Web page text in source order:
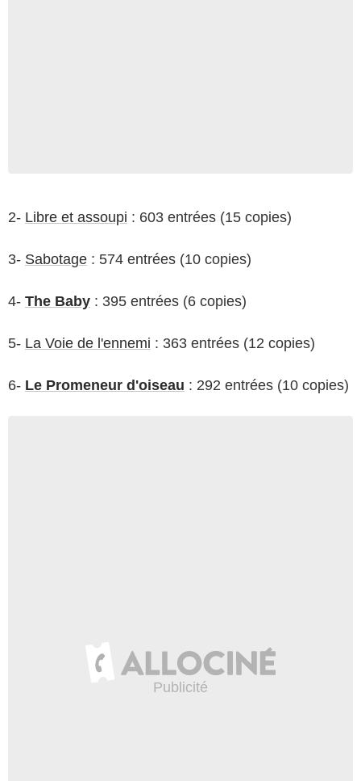
2- Libre et assoupi : 603 entrées (15 copies)
3- Sabotage : 574 entrées (10 copies)
4- The Baby : 395 entrées (6 copies)
5- La Voie de l'ennemi : 363 entrées (12 copies)
6- Le Promeneur d'oiseau : 292 entrées (10 copies)